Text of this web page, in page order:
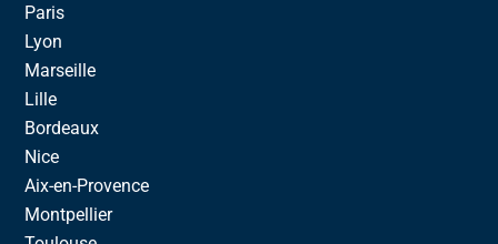
Paris
Lyon
Marseille
Lille
Bordeaux
Nice
Aix-en-Provence
Montpellier